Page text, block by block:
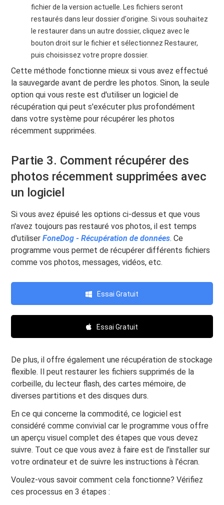
fichier de la version actuelle. Les fichiers seront
restaurés dans leur dossier d'origine. Si vous souhaitez
le restaurer dans un autre dossier, cliquez avec le
bouton droit sur le fichier et sélectionnez Restaurer,
puis choisissez votre propre dossier.
Cette méthode fonctionne mieux si vous avez effectué
la sauvegarde avant de perdre les photos. Sinon, la seule
option qui vous reste est d'utiliser un logiciel de
récupération qui peut s'exécuter plus profondément
dans votre système pour récupérer les photos
récemment supprimées.
Partie 3. Comment récupérer des
photos récemment supprimées avec
un logiciel
Si vous avez épuisé les options ci-dessus et que vous
n'avez toujours pas restauré vos photos, il est temps
d'utiliserFoneDog - Récupération de données. Ce
programme vous permet de récupérer différents fichiers
comme vos photos, messages, vidéos, etc.
Essai Gratuit
Essai Gratuit
De plus, il offre également une récupération de stockage
flexible. Il peut restaurer les fichiers supprimés de la
corbeille, du lecteur flash, des cartes mémoire, de
diverses partitions et des disques durs.
En ce qui concerne la commodité, ce logiciel est
considéré comme convivial car le programme vous offre
un aperçu visuel complet des étapes que vous devez
suivre. Tout ce que vous avez à faire est de l'installer sur
votre ordinateur et de suivre les instructions à l'écran.
Voulez-vous savoir comment cela fonctionne? Vérifiez
ces processus en 3 étapes :